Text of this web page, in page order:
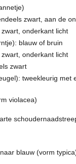
zwart, aan de
onderkant licht
blauw of bruin
onderkant licht
zwart
tweekleurig
violacea)
blauw (vorm